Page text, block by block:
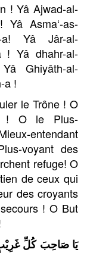
! Yâ Ajwad-al-
Yâ Asma‘-as-
a! Yâ Jâr-al-
! Yâ dhahr-al-
Ghiyâth-al-
a !
le Trône ! O
! O le Plus-
entendant
voyant des
refuge! O
de ceux qui
des croyants
! O But
يَا صَاحِبَ كُلِّ